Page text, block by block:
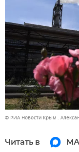
© РИА Новости Крым .
Читать в